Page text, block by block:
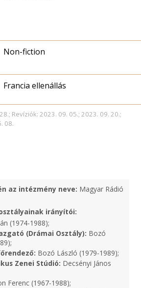
Non-fiction
Francia ellenállás
Revíziók: 2023. 09. 05.; 2023. 09. 20.;
08.
az intézmény neve: Magyar Rádió
irányítói:
(1974-1988);
(Drámai Osztály): Bozó
Bozó László (1979-1989);
Zenei Stúdió: Decsényi János
Ferenc (1967-1988);